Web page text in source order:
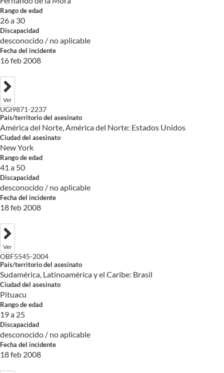
Rango de edad
26 a 30
Discapacidad
desconocido / no aplicable
Fecha del incidente
16 feb 2008
Ver
UGI9871-2237
País/territorio del asesinato
América del Norte, América del Norte: Estados Unidos
Ciudad del asesinato
New York
Rango de edad
41 a 50
Discapacidad
desconocido / no aplicable
Fecha del incidente
18 feb 2008
Ver
OBF5545-2004
País/territorio del asesinato
Sudamérica, Latinoamérica y el Caribe: Brasil
Ciudad del asesinato
Pituacu
Rango de edad
19 a 25
Discapacidad
desconocido / no aplicable
Fecha del incidente
18 feb 2008